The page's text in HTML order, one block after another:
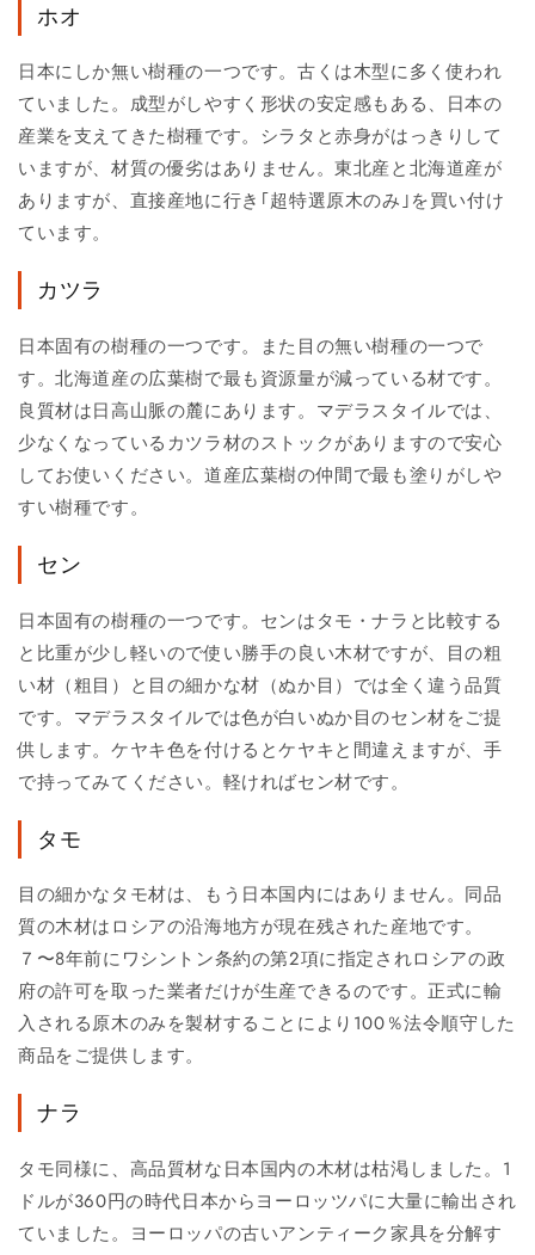
ホオ
日本にしか無い樹種の一つです。古くは木型に多く使われ
ていました。成型がしやすく形状の安定感もある、日本の
産業を支えてきた樹種です。シラタと赤身がはっきりして
いますが、材質の優劣はありません。東北産と北海道産が
ありますが、直接産地に行き｢超特選原木のみ｣を買い付け
ています。
カツラ
日本固有の樹種の一つです。また目の無い樹種の一つで
す。北海道産の広葉樹で最も資源量が減っている材です。
良質材は日高山脈の麓にあります。マデラスタイルでは、
少なくなっているカツラ材のストックがありますので安心
してお使いください。道産広葉樹の仲間で最も塗りがしや
すい樹種です。
セン
日本固有の樹種の一つです。センはタモ・ナラと比較する
と比重が少し軽いので使い勝手の良い木材ですが、目の粗
い材（粗目）と目の細かな材（ぬか目）では全く違う品質
です。マデラスタイルでは色が白いぬか目のセン材をご提
供します。ケヤキ色を付けるとケヤキと間違えますが、手
で持ってみてください。軽ければセン材です。
タモ
目の細かなタモ材は、もう日本国内にはありません。同品
質の木材はロシアの沿海地方が現在残された産地です。
７〜8年前にワシントン条約の第2項に指定されロシアの政
府の許可を取った業者だけが生産できるのです。正式に輸
入される原木のみを製材することにより100％法令順守した
商品をご提供します。
ナラ
タモ同様に、高品質材な日本国内の木材は枯渇しました。1
ドルが360円の時代日本からヨーロッツパに大量に輸出され
ていました。ヨーロッパの古いアンティーク家具を分解す